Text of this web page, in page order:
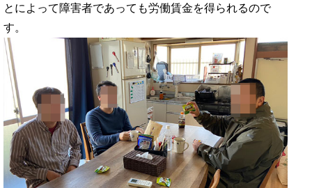
とによって障害者であっても労働賃金を得られるので
す。